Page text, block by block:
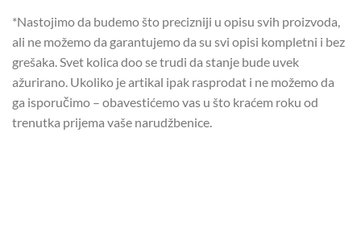
*Nastojimo da budemo što precizniji u opisu svih proizvoda,
ali ne možemo da garantujemo da su svi opisi kompletni i bez
grešaka. Svet kolica doo se trudi da stanje bude uvek
ažurirano. Ukoliko je artikal ipak rasprodat i ne možemo da
ga isporučimo – obavestićemo vas u što kraćem roku od
trenutka prijema vaše narudžbenice.